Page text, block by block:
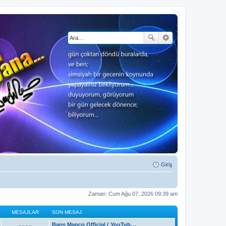
Giriş
Zaman: Cum Ağu 07, 2026 09:39 am
MESAJLAR SON MESAJ
Barış Manço Official ( YouTub…